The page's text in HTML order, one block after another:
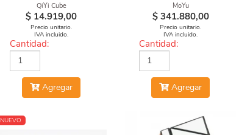
QiYi Cube
$ 14.919,00
Precio unitario.
IVA incluido.
Cantidad:
Agregar
MoYu
$ 341.880,00
Precio unitario.
IVA incluido.
Cantidad:
Agregar
NUEVO